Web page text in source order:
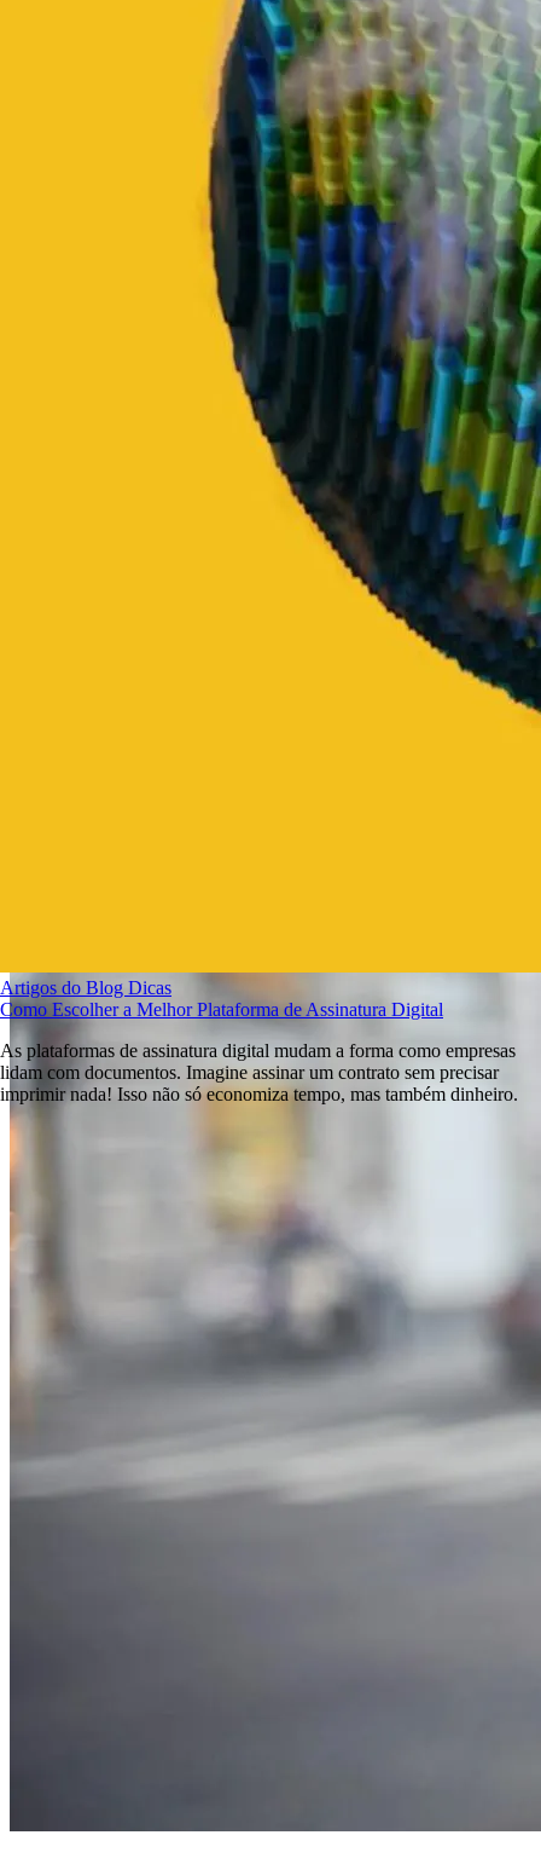
Artigos do Blog Dicas
Como Escolher a Melhor Plataforma de Assinatura Digital
As plataformas de assinatura digital mudam a forma como empresas
lidam com documentos. Imagine assinar um contrato sem precisar
imprimir nada! Isso não só economiza tempo, mas também dinheiro.
Identifique claramente quem são as partes
envolvidas. Inclua nome completo, CPF ou CNPJ e endereço.
Isso deixa claro quem está contratando e quem está sendo
Descreva os serviços de forma detalhada.
Por exemplo, se você contrata um fotógrafo, especifique se
ele fará fotos de um evento, retratos, etc. Isso ajuda a alinhar
Defina o valor e as condições de pagamento.
Detalhe se será à vista, parcelado, e em quais datas os
pagamentos devem ser feitos. Isso traz segurança para ambas
Estabeleça as condições para encerrar o
contrato. Inclua prazos e situações em que alguém pode
desfazer o acordo. Isso protege todos os envolvidos.
Além disso, lembre-se de que a flexibilidade é uma das melhores
partes de um contrato de serviços. Ajuste conforme necessário para
o seu negócio. Não hesite em incluir cláusulas extra que sejam
relevantes para a sua área ou relação comercial.
Essas dicas ajudam a criar um contrato firme e adaptável. E, apesar
dessas orientações, é sempre bom consultar um advogado para